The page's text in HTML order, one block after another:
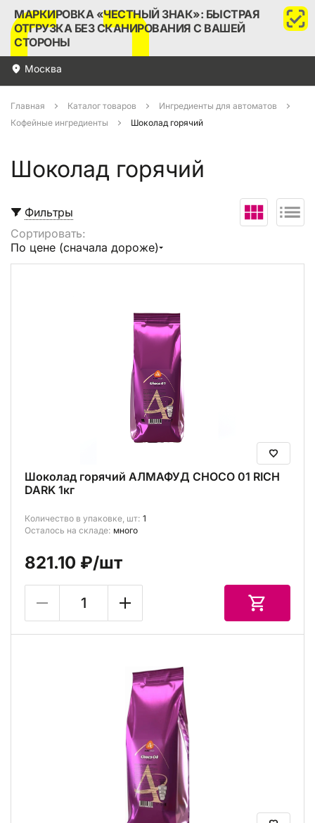
МАРКИРОВКА «ЧЕСТНЫЙ ЗНАК»: БЫСТРАЯ
ОТГРУЗКА БЕЗ СКАНИРОВАНИЯ С ВАШЕЙ
СТОРОНЫ
Москва
Главная Каталог товаров
Ингредиенты для автоматов
Кофейные ингредиенты
Шоколад горячий
Шоколад горячий
Фильтры
Сортировать:
По цене (сначала дороже)
Выбрать все
Шоколад горячий АЛМАФУД CHOCO 01 RICH
DARK 1кг
Количество в упаковке, шт: 1
Осталось на складе: много
821.10 ₽/шт